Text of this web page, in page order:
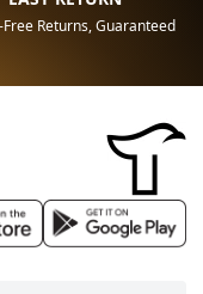
Free Returns, Guaranteed